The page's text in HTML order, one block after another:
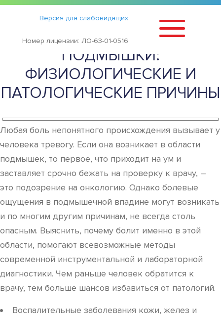
Версия для слабовидящих
Номер лицензии: ЛО-63-01-0516
Статьи ›
БОЛИ В ОБЛАСТИ
ПОДМЫШКИ:
ФИЗИОЛОГИЧЕСКИЕ И
ПАТОЛОГИЧЕСКИЕ ПРИЧИНЫ
Любая боль непонятного происхождения вызывает у
человека тревогу. Если она возникает в области
подмышек, то первое, что приходит на ум и
заставляет срочно бежать на проверку к врачу, –
это подозрение на онкологию. Однако болевые
ощущения в подмышечной впадине могут возникать
и по многим другим причинам, не всегда столь
опасным. Выяснить, почему болит именно в этой
области, помогают всевозможные методы
современной инструментальной и лабораторной
диагностики. Чем раньше человек обратится к
врачу, тем больше шансов избавиться от патологий.
Воспалительные заболевания кожи, желез и